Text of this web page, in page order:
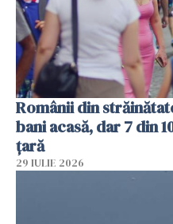
Românii din
bani acasă, dar 7 din
țară
29 IULIE 2026